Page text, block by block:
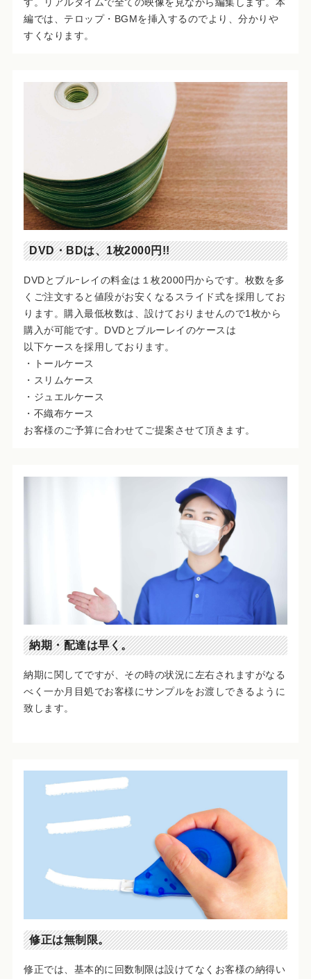
す。リアルタイムで全ての映像を見ながら編集します。本
編では、テロップ・BGMを挿入するのでより、分かりや
すくなります。
DVD・BDは、1枚2000円!!
DVDとブルｰレイの料金は１枚2000円からです。枚数を多
くご注文すると値段がお安くなるスライド式を採用してお
ります。購入最低枚数は、設けておりませんので1枚から
購入が可能です。DVDとブルーレイのケースは
以下ケースを採用しております。
・トールケース
・スリムケース
・ジュエルケース
・不織布ケース
お客様のご予算に合わせてご提案させて頂きます。
納期・配達は早く。
納期に関してですが、その時の状況に左右されますがなる
べく一か月目処でお客様にサンプルをお渡しできるように
致します。
修正は無制限。
修正では、基本的に回数制限は設けてなくお客様の納得い